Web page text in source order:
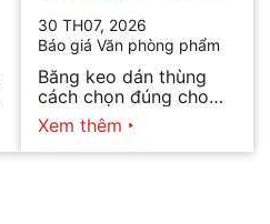
30 TH07, 2026
Báo giá Văn phòng phẩm
Băng keo dán thùng
cách chọn đúng cho
từng nhu cầu
Xem thêm